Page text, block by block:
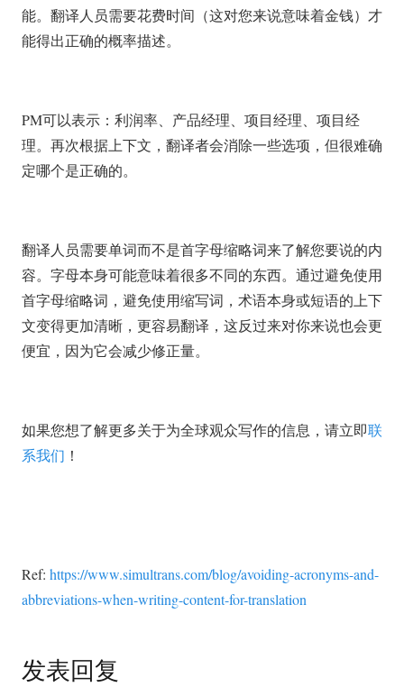
能。翻译人员需要花费时间（这对您来说意味着金钱）才
能得出正确的概率描述。
PM可以表示：利润率、产品经理、项目经理、项目经
理。再次根据上下文，翻译者会消除一些选项，但很难确
定哪个是正确的。
翻译人员需要单词而不是首字母缩略词来了解您要说的内
容。字母本身可能意味着很多不同的东西。通过避免使用
首字母缩略词，避免使用缩写词，术语本身或短语的上下
文变得更加清晰，更容易翻译，这反过来对你来说也会更
便宜，因为它会减少修正量。
如果您想了解更多关于为全球观众写作的信息，请立即联
系我们 ！
Ref: https://www.simultrans.com/blog/avoiding-acronyms-and-
abbreviations-when-writing-content-for-translation
发表回复